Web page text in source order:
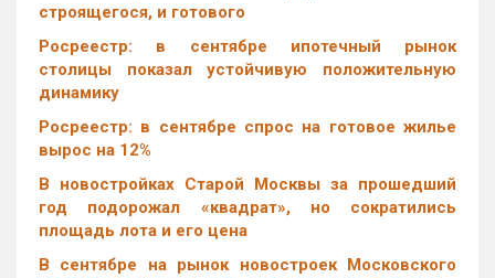
строящегося, и готового
Росреестр: в сентябре ипотечный рынок
столицы показал устойчивую положительную
динамику
Росреестр: в сентябре спрос на готовое жилье
вырос на 12%
В новостройках Старой Москвы за прошедший
год подорожал «квадрат», но сократились
площадь лота и его цена
В сентябре на рынок новостроек Московского